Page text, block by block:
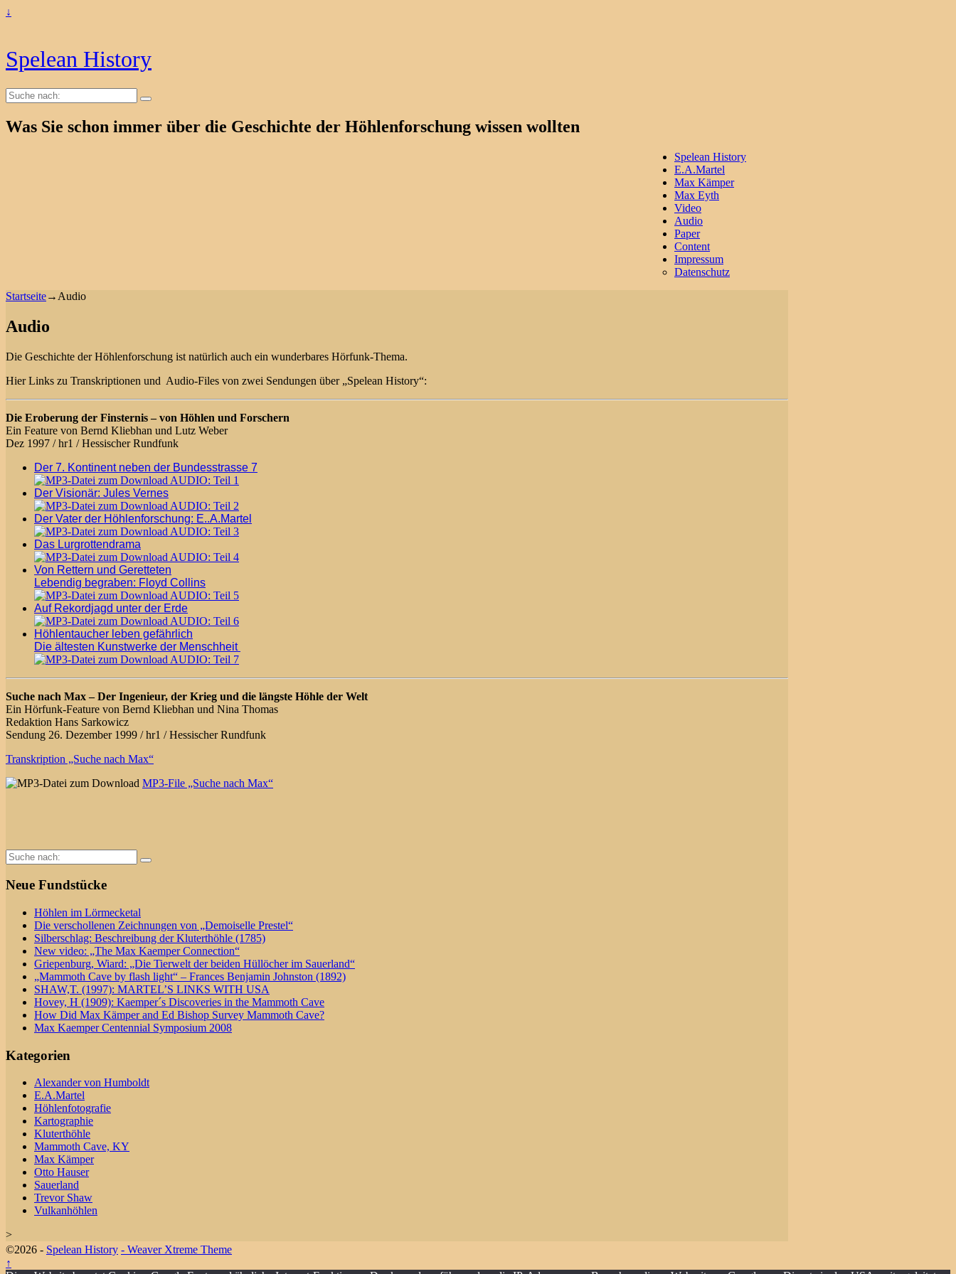
↓
Spelean History
Suche
nach:
Was Sie schon immer über die Geschichte der Höhlenforschung wissen wollten
Spelean History
E.A.Martel
Max Kämper
Max Eyth
Video
Audio
Paper
Content
Impressum
Datenschutz
Startseite→ Audio
Audio
Die Geschichte der Höhlenforschung ist natürlich auch ein wunderbares Hörfunk-Thema.
Hier Links zu Transkriptionen und Audio-Files von zwei Sendungen über „Spelean History“:
Die Eroberung der Finsternis – von Höhlen und Forschern
Ein Feature von Bernd Kliebhan und Lutz Weber
Dez 1997 / hr1 / Hessischer Rundfunk
Der 7. Kontinent neben der Bundesstrasse 7
AUDIO: Teil 1
Der Visionär: Jules Vernes
AUDIO: Teil 2
Der Vater der Höhlenforschung: E..A.Martel
AUDIO: Teil 3
Das Lurgrottendrama
AUDIO: Teil 4
Von Rettern und Geretteten
Lebendig begraben: Floyd Collins
AUDIO: Teil 5
Auf Rekordjagd unter der Erde
AUDIO: Teil 6
Höhlentaucher leben gefährlich
Die ältesten Kunstwerke der Menschheit
AUDIO: Teil 7
Suche nach Max – Der Ingenieur, der Krieg und die längste Höhle der Welt
Ein Hörfunk-Feature von Bernd Kliebhan und Nina Thomas
Redaktion Hans Sarkowicz
Sendung 26. Dezember 1999 / hr1 / Hessischer Rundfunk
Transkription „Suche nach Max“
MP3-File „Suche nach Max“
Suche
nach:
Neue Fundstücke
Höhlen im Lörmecketal
Die verschollenen Zeichnungen von „Demoiselle Prestel“
Silberschlag: Beschreibung der Kluterthöhle (1785)
New video: „The Max Kaemper Connection“
Griepenburg, Wiard: „Die Tierwelt der beiden Hüllöcher im Sauerland“
„Mammoth Cave by flash light“ – Frances Benjamin Johnston (1892)
SHAW,T. (1997): MARTEL’S LINKS WITH USA
Hovey, H (1909): Kaemper´s Discoveries in the Mammoth Cave
How Did Max Kämper and Ed Bishop Survey Mammoth Cave?
Max Kaemper Centennial Symposium 2008
Kategorien
Alexander von Humboldt
E.A.Martel
Höhlenfotografie
Kartographie
Kluterthöhle
Mammoth Cave, KY
Max Kämper
Otto Hauser
Sauerland
Trevor Shaw
Vulkanhöhlen
>
©2026 - Spelean History - Weaver Xtreme Theme
↑